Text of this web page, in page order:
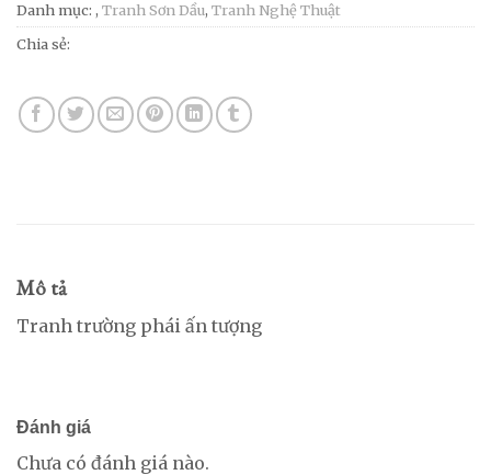
Danh mục: , Tranh Sơn Dầu, Tranh Nghệ Thuật
Chia sẻ:
Mô tả
Tranh trường phái ấn tượng
Đánh giá
Chưa có đánh giá nào.